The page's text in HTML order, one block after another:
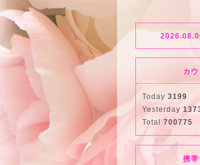
カ
Today 3199
Yesterday
Total 700775
携帯